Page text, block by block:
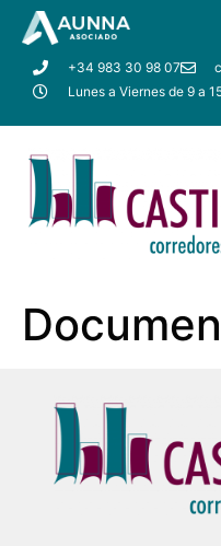
+34 983 30 98 07
Lunes a Viernes de 9 a